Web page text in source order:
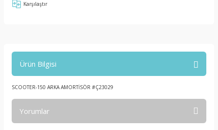
Karşılaştır
Ürün Bilgisi
SCOOTER-150 ARKA AMORTİSÖR #Ç23029
Yorumlar